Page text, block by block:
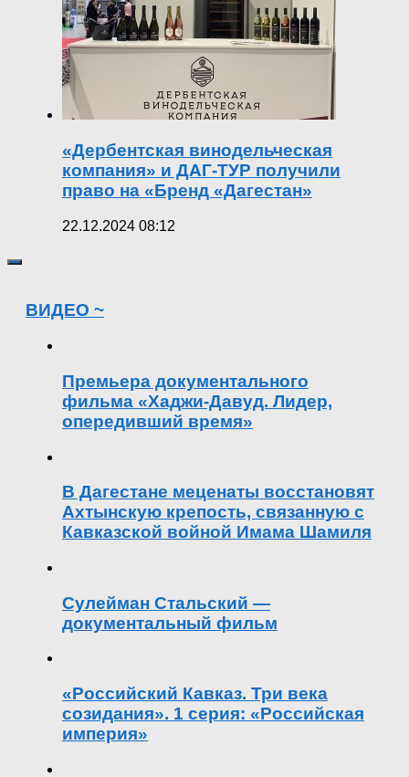
«Дербентская винодельческая
компания» и ДАГ-ТУР получили
право на «Бренд «Дагестан»
22.12.2024 08:12
ВИДЕО ~
Премьера документального
фильма «Хаджи-Давуд. Лидер,
опередивший время»
В Дагестане меценаты восстановят
Ахтынскую крепость, связанную с
Кавказской войной Имама Шамиля
Сулейман Стальский —
документальный фильм
«Российский Кавказ. Три века
созидания». 1 серия: «Российская
империя»